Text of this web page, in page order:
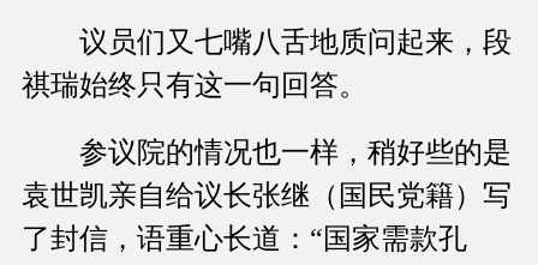
议员们又七嘴八舌地质问起来，段
祺瑞始终只有这一句回答。
参议院的情况也一样，稍好些的是
袁世凯亲自给议长张继（国民党籍）写
了封信，语重心长道：“国家需款孔